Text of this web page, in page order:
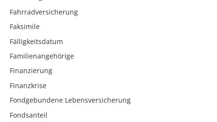
Fahrradversicherung
Faksimile
Fälligkeitsdatum
Familienangehörige
Finanzierung
Finanzkrise
Fondgebundene Lebensversicherung
Fondsanteil